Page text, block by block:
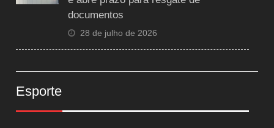
documentos
28 de julho de 2026
Esporte